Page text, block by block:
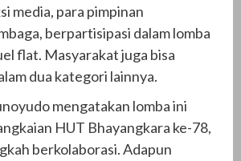
media, para pimpinan
berpartisipasi dalam lomba
flat. Masyarakat juga bisa
dua kategori lainnya.
mengatakan lomba ini
HUT Bhayangkara ke-78,
berkolaborasi. Adapun